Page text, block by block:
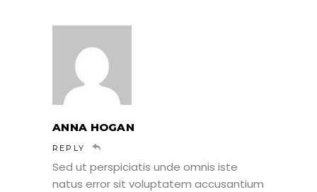
ANNA HOGAN
REPLY
Sed ut perspiciatis unde omnis iste
natus error sit voluptatem accusantium